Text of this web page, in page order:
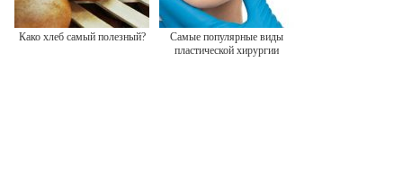
Како хлеб самый полезный?
Самые популярные виды
пластической хирургии